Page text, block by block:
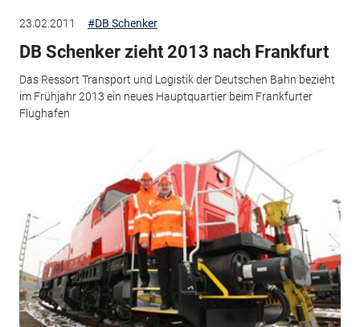
23.02.2011 #DB Schenker
DB Schenker zieht 2013 nach Frankfurt
Das Ressort Transport und Logistik der Deutschen Bahn bezieht
im Frühjahr 2013 ein neues Hauptquartier beim Frankfurter
Flughafen